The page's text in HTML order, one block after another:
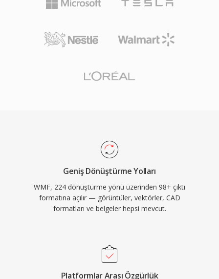
Geniş Dönüştürme Yolları
WMF, 224 dönüştürme yönü üzerinden 98+ çıktı
formatına açılır — görüntüler, vektörler, CAD
formatları ve belgeler hepsi mevcut.
Platformlar Arası Özgürlük